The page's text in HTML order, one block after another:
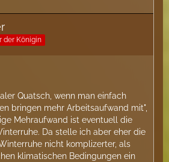
der Königin
Quatsch, wenn man einfach
bringen mehr Arbeitsaufwand mit",
Mehraufwand ist eventuell die
Da stelle ich aber eher die
nicht komplizerter, als
klimatischen Bedingungen ein